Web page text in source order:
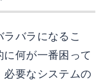
バラになるこ
何が一番困って
必要なシステムの